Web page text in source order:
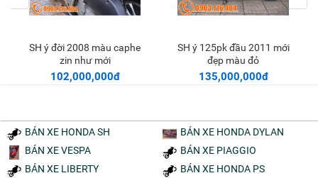
Thêm vào giỏ
SH ý đời 2010 còn zin
100% như mới màu trắng
168,000,000đ
Thêm vào giỏ
SH ý đời 2007 zin 99% màu
đỏ
72,000,000đ
BÁN XE HONDA SH
BÁN XE HONDA DYLAN
BÁN XE VESPA
BÁN XE PIAGGIO
BÁN XE LIBERTY
BÁN XE HONDA PS